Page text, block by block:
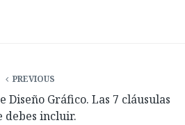
PREVIOUS
Diseño Gráfico. Las 7 cláusulas
debes incluir.